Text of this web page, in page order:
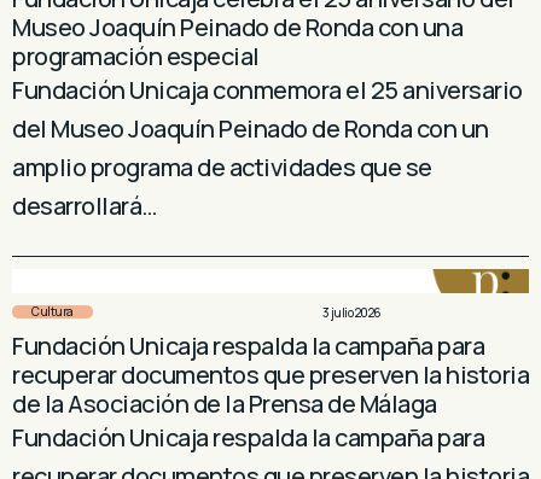
Museo Joaquín Peinado de Ronda con una
programación especial
Fundación Unicaja conmemora el 25 aniversario
del Museo Joaquín Peinado de Ronda con un
amplio programa de actividades que se
desarrollará…
Cultura 3 julio 2026
Fundación Unicaja respalda la campaña para
recuperar documentos que preserven la historia
de la Asociación de la Prensa de Málaga
Fundación Unicaja respalda la campaña para